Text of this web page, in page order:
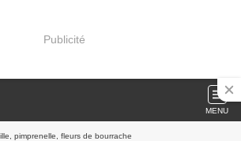
Publicité
MENU
pimprenelle, fleurs de bourrache